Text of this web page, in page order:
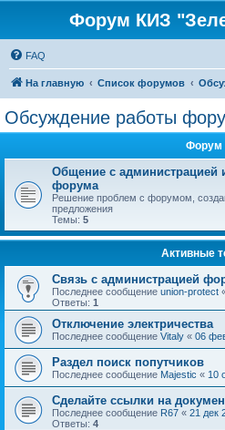
Форум КИЗ
FAQ
На главную Список форумов
Обсуждение работы
Форум
Общение с администрацией
форума
Решение проблем с форумом,
предложения
Темы: 5
Активные
Связь с администрацией
Последнее сообщение union-protect
Ответы: 1
Отключение электричества
Последнее сообщение Vitaly « 06
Раздел поиск попутчиков
Последнее сообщение Majestic « 10
Сделайте ссылки на
Последнее сообщение R67 « 21 дек
Ответы: 4